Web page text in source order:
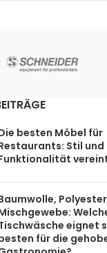
besten Möbel für
Stil und
eignet
für die